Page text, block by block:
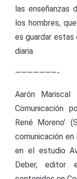
las enseñanzas
los hombres,
es guardar estas
diaria.
———————-
Aarón
Comunicación
René Moreno’
comunicación en
en el estudio
Deber, editor